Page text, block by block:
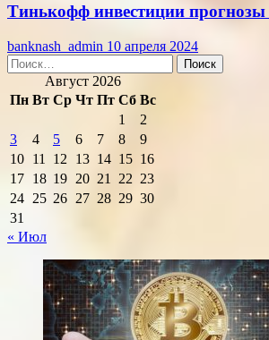
Тинькофф инвестиции
banknash_admin 10 апреля 2024
Найти:
Август 2026
Пн Вт Ср Чт Пт Сб Вс
1
2
3
4 5 6 7 8
9
10 11 12 13 14 15 16
17 18 19 20 21 22 23
24 25 26 27 28 29 30
31
« Июл